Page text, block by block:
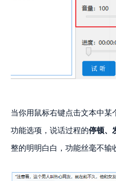
当你用鼠标右键点击文本中
功能选项，说话过程的停顿、
整的明明白白，功能丝毫不输